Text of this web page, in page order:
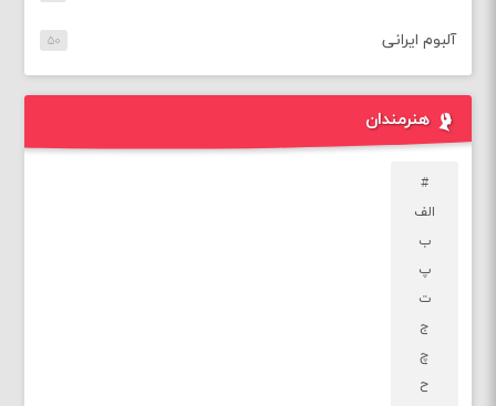
آلبوم ایرانی ۵۰
هنرمندان
#
الف
ب
پ
ت
ج
چ
ح